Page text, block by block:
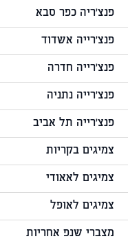
פנצ'ריה כפר סבא
פנצ'רייה אשדוד
פנצ'רייה חדרה
פנצ'רייה נתניה
פנצ'רייה תל אביב
צמיגים בקריות
צמיגים לאאודי
צמיגים לאופל
מצברי שנפ אחריות